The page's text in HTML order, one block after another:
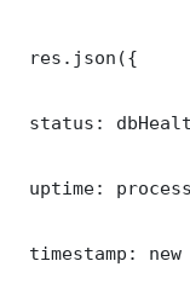
res.json({
status:
uptime:
timestamp: